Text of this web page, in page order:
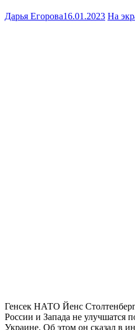
Дарья Егорова16.01.2023 На
Генсек НАТО Йенс
России и Запада не улучшатся
Украине. Об этом он сказал в